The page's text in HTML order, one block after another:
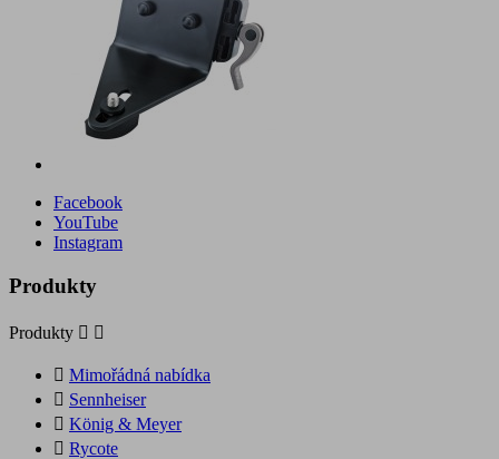
Facebook
YouTube
Instagram
Produkty
Produkty  
 Mimořádná nabídka
 Sennheiser
 König & Meyer
 Rycote